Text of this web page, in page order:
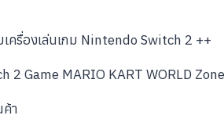
ครื่องเล่นเกม Nintendo Switch 2 ++
2 Game MARIO KART WORLD
า